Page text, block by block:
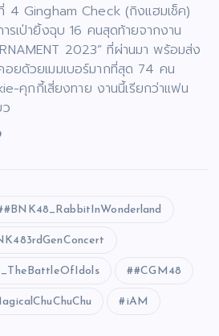
4 Gingham Check (กิงแฮมเช็ค)
รเป่ายิ้งฉุบ 16 คนสุดท้ายจากงาน
2023” ที่ผ่านมา พร้อมส่ง
ยด้วยเมมเบอร์มากที่สุด 74 คน
คุกกี้เสี่ยงทาย งานนี้เรียกว่าแฟน
#BNK48_RabbitInWonderland
#CGM48
iAM